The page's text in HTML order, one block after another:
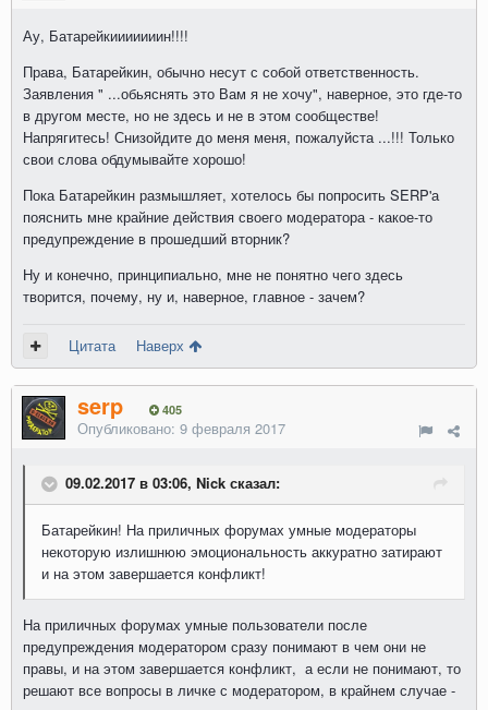
Ау, Батарейкииииииин!!!!
Права, Батарейкин, обычно несут с собой ответственность.
Заявления " ...обьяснять это Вам я не хочу", наверное, это где-то
в другом месте, но не здесь и не в этом сообществе!
Напрягитесь! Снизойдите до меня меня, пожалуйста ...!!! Только
свои слова обдумывайте хорошо!
Пока Батарейкин размышляет, хотелось бы попросить SERP'а
пояснить мне крайние действия своего модератора - какое-то
предупреждение в прошедший вторник?
Ну и конечно, принципиально, мне не понятно чего здесь
творится, почему, ну и, наверное, главное - зачем?
Цитата Наверх
serp 405
Опубликовано: 9 февраля 2017
09.02.2017 в 03:06, Nick сказал:
Батарейкин! На приличных форумах умные модераторы
некоторую излишнюю эмоциональность аккуратно затирают
и на этом завершается конфликт!
На приличных форумах умные пользователи после
предупреждения модератором сразу понимают в чем они не
правы, и на этом завершается конфликт, а если не понимают, то
решают все вопросы в личке с модератором, в крайнем случае -